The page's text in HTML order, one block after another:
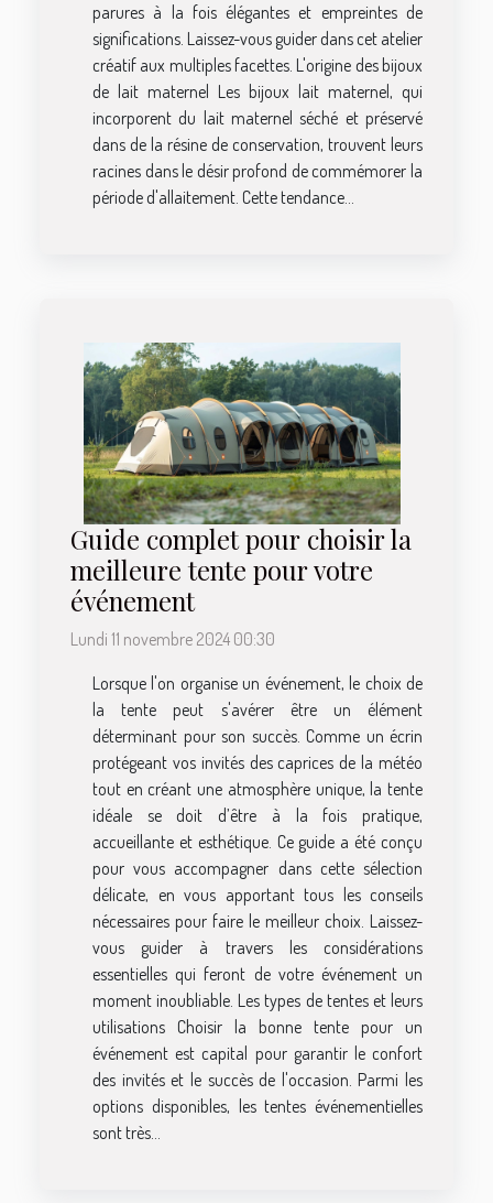
parures à la fois élégantes et empreintes de
significations. Laissez-vous guider dans cet atelier
créatif aux multiples facettes. L'origine des bijoux
de lait maternel Les bijoux lait maternel, qui
incorporent du lait maternel séché et préservé
dans de la résine de conservation, trouvent leurs
racines dans le désir profond de commémorer la
période d'allaitement. Cette tendance...
Guide complet pour choisir la
meilleure tente pour votre
événement
Lundi 11 novembre 2024 00:30
Lorsque l'on organise un événement, le choix de
la tente peut s'avérer être un élément
déterminant pour son succès. Comme un écrin
protégeant vos invités des caprices de la météo
tout en créant une atmosphère unique, la tente
idéale se doit d’être à la fois pratique,
accueillante et esthétique. Ce guide a été conçu
pour vous accompagner dans cette sélection
délicate, en vous apportant tous les conseils
nécessaires pour faire le meilleur choix. Laissez-
vous guider à travers les considérations
essentielles qui feront de votre événement un
moment inoubliable. Les types de tentes et leurs
utilisations Choisir la bonne tente pour un
événement est capital pour garantir le confort
des invités et le succès de l'occasion. Parmi les
options disponibles, les tentes événementielles
sont très...